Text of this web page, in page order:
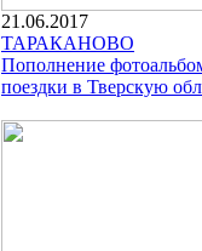
21.06.2017
ТАРАКАНОВО
Пополнение
поездки в Тверскую